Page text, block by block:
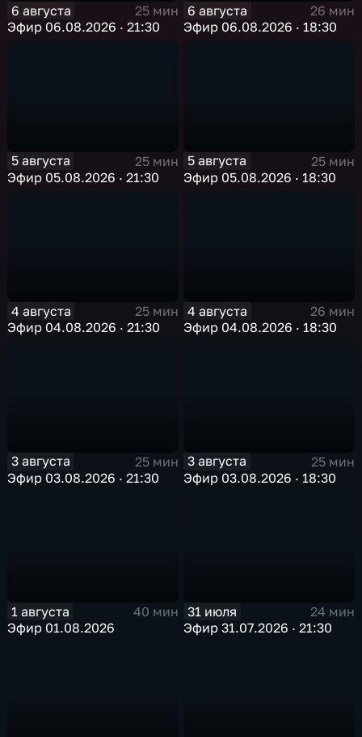
6 августа
25 мин
Эфир 06.08.2026 · 21:30
6 августа
26 мин
Эфир 06.08.2026 · 18:30
5 августа
25 мин
Эфир 05.08.2026 · 21:30
5 августа
25 мин
Эфир 05.08.2026 · 18:30
4 августа
25 мин
Эфир 04.08.2026 · 21:30
4 августа
26 мин
Эфир 04.08.2026 · 18:30
3 августа
25 мин
Эфир 03.08.2026 · 21:30
3 августа
25 мин
Эфир 03.08.2026 · 18:30
1 августа
40 мин
Эфир 01.08.2026
31 июля
24 мин
Эфир 31.07.2026 · 21:30